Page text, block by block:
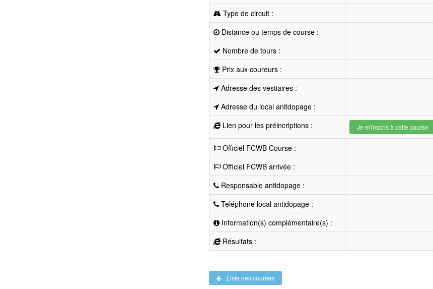
Type de circuit :
Distance ou temps de course :
Nombre de tours :
Prix aux coureurs :
Adresse des vestiaires :
Adresse du local antidopage :
Lien pour les préincriptions :
Je m'inscris à cette course
Officiel FCWB Course :
Officiel FCWB arrivée :
Responsable antidopage :
Teléphone local antidopage :
Information(s) complémentaire(s) :
Résultats :
Liste des courses